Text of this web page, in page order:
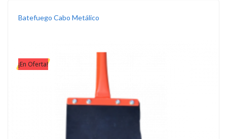
Batefuego Cabo Metálico
¡En Oferta!